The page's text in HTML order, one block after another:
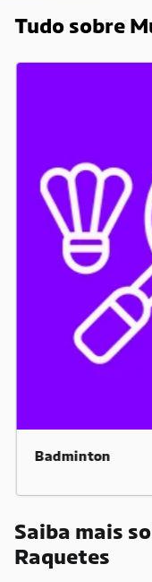
Saiba mais
Raquetes
Tudo sobre
Badminton